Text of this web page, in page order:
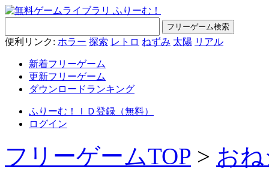
便利リンク: ホラー 探索 レトロ ねずみ 太陽 リアル
新着フリーゲーム
更新フリーゲーム
ダウンロードランキング
ふりーむ！ＩＤ登録（無料）
ログイン
フリーゲームTOP > お